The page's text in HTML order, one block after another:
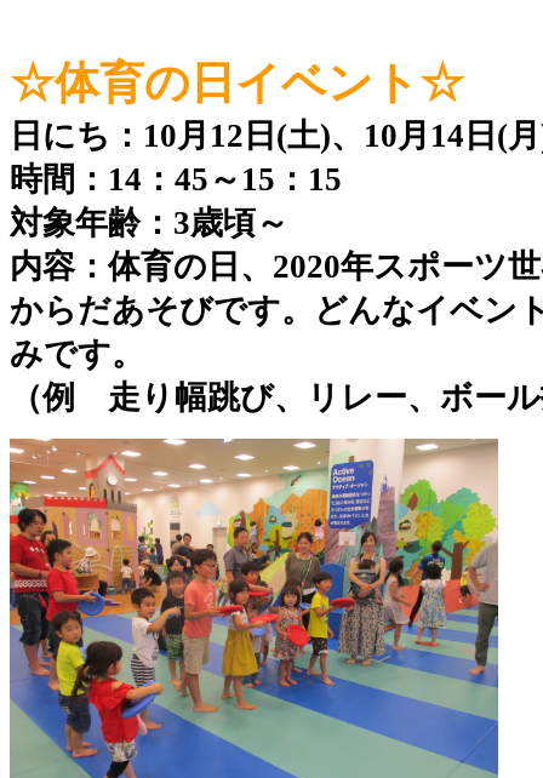
☆体育の日イベント☆
日にち：10月12日(土)、10月14日(
時間：14：45～15：15
対象年齢：3歳頃～
内容：体育の日、2020年スポーツ
からだあそびです。どんなイベン
みです。
（例 走り幅跳び、リレー、ボー